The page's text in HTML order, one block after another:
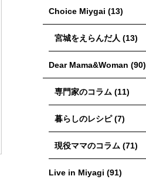
Choice Miygai (13)
宮城をえらんだ人 (13)
Dear Mama&Woman (90)
専門家のコラム (11)
暮らしのレシピ (7)
現役ママのコラム (71)
Live in Miyagi (91)